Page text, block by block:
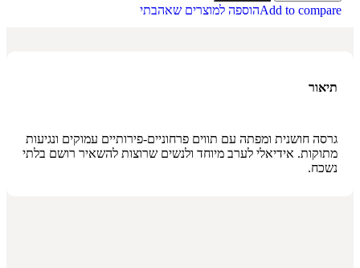
Add to compareהוספה למוצרים שאהבתי
תיאור
גרסה חושנית ומפתה עם תווים פרחוניים-פירותיים עמוקים ונגיעות
מתוקות. אידיאלי לערב מיוחד ולנשים שרוצות להשאיר רושם בלתי
נשכח.